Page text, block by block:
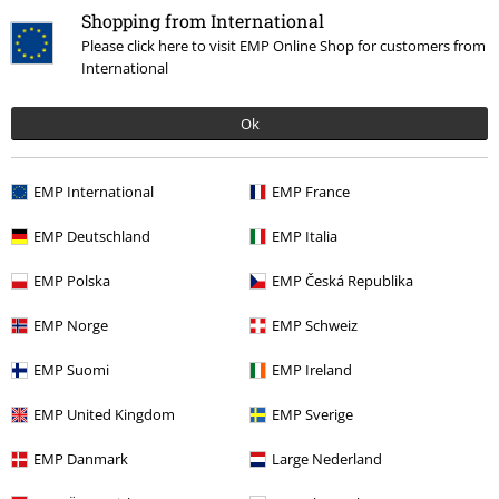
Shopping from International
Please click here to visit EMP Online Shop for customers from
International
Ok
EMP International EMP France
EMP Deutschland EMP Italia
EMP Polska EMP Česká Republika
EMP Norge EMP Schweiz
EMP Suomi EMP Ireland
EMP United Kingdom EMP Sverige
EMP Danmark Large Nederland
Band Merch Genre Core Metalcore
Band Merch Media Vinyl
E-mailnieuwsbrief
korting!Meer info
Ik geef hierbij toestemming om de Large-nieuwsbrief te ontvangen en ga